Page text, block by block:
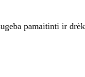
pamaitinti ir